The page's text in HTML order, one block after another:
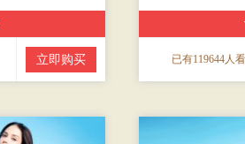
立即购买 已有119644人